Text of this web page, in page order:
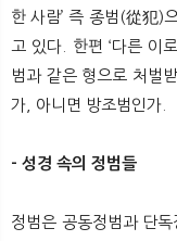
뉴
한 사람’ 즉 종범(從犯)
고 있다. 한편 ‘다른 이
범과 같은 형으로 처벌
가, 아니면 방조범인가.
- 성경 속의 정범들
정범은 공동정범과 단